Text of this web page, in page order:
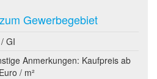
Gewerbegebiet
GI
Anmerkungen: Kaufpreis ab
/ m²